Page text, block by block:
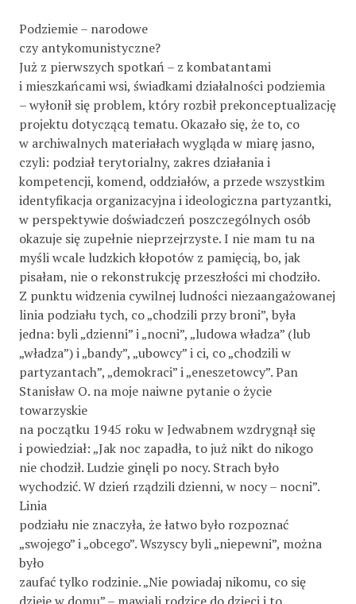
Podziemie – narodowe
czy antykomunistyczne?
Już z pierwszych spotkań – z kombatantami
i mieszkańcami wsi, świadkami działalności podziemia
– wyłonił się problem, który rozbił prekonceptualizację
projektu dotyczącą tematu. Okazało się, że to, co
w archiwalnych materiałach wygląda w miarę jasno,
czyli: podział terytorialny, zakres działania i
kompetencji, komend, oddziałów, a przede wszystkim
identyfikacja organizacyjna i ideologiczna partyzantki,
w perspektywie doświadczeń poszczególnych osób
okazuje się zupełnie nieprzejrzyste. I nie mam tu na
myśli wcale ludzkich kłopotów z pamięcią, bo, jak
pisałam, nie o rekonstrukcję przeszłości mi chodziło.
Z punktu widzenia cywilnej ludności niezaangażowanej
linia podziału tych, co „chodzili przy broni”, była
jedna: byli „dzienni” i „nocni”, „ludowa władza” (lub
„władza”) i „bandy”, „ubowcy” i ci, co „chodzili w
partyzantach”, „demokraci” i „eneszetowcy”. Pan
Stanisław O. na moje naiwne pytanie o życie
towarzyskie
na początku 1945 roku w Jedwabnem wzdrygnął się
i powiedział: „Jak noc zapadła, to już nikt do nikogo
nie chodził. Ludzie ginęli po nocy. Strach było
wychodzić. W dzień rządzili dzienni, w nocy – nocni”.
Linia
podziału nie znaczyła, że łatwo było rozpoznać
„swojego” i „obcego”. Wszyscy byli „niepewni”, można
było
zaufać tylko rodzinie. „Nie powiadaj nikomu, co się